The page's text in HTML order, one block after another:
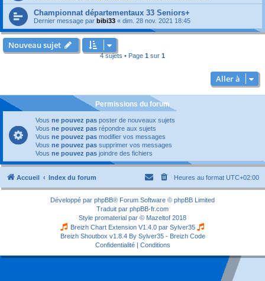
Championnat départementaux 33 Seniors+
Dernier message par bibi33 « dim. 28 nov. 2021 18:45
Nouveau sujet
4 sujets • Page 1 sur 1
Aller à
Permissions du forum
Vous ne pouvez pas poster de nouveaux sujets
Vous ne pouvez pas répondre aux sujets
Vous ne pouvez pas modifier vos messages
Vous ne pouvez pas supprimer vos messages
Vous ne pouvez pas joindre des fichiers
Accueil Index du forum Heures au format UTC+02:00
Développé par phpBB® Forum Software © phpBB Limited
Traduit par phpBB-fr.com
Style promaterial par © Mazeltof 2018
Breizh Chart Extension V1.4.0 par Sylver35
Breizh Shoutbox v1.8.4 By Sylver35 - Breizh Code
Confidentialité| Conditions